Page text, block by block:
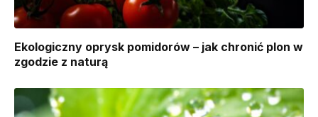
Ekologiczny oprysk pomidorów – jak chronić plon w
zgodzie z naturą